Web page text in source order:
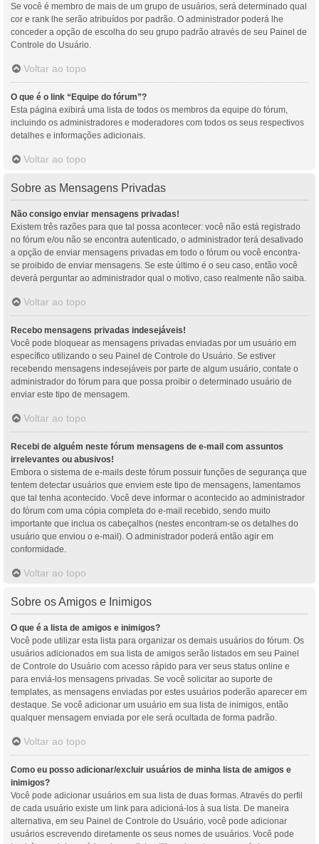
Se você é membro de mais de um grupo de usuários, será determinado qual
cor e rank lhe serão atribuídos por padrão. O administrador poderá lhe
conceder a opção de escolha do seu grupo padrão através de seu Painel de
Controle do Usuário.
Voltar ao topo
O que é o link “Equipe do fórum”?
Esta página exibirá uma lista de todos os membros da equipe do fórum,
incluindo os administradores e moderadores com todos os seus respectivos
detalhes e informações adicionais.
Voltar ao topo
Sobre as Mensagens Privadas
Não consigo enviar mensagens privadas!
Existem três razões para que tal possa acontecer: você não está registrado
no fórum e/ou não se encontra autenticado, o administrador terá desativado
a opção de enviar mensagens privadas em todo o fórum ou você encontra-
se proibido de enviar mensagens. Se este último é o seu caso, então você
deverá perguntar ao administrador qual o motivo, caso realmente não saiba.
Voltar ao topo
Recebo mensagens privadas indesejáveis!
Você pode bloquear as mensagens privadas enviadas por um usuário em
específico utilizando o seu Painel de Controle do Usuário. Se estiver
recebendo mensagens indesejáveis por parte de algum usuário, contate o
administrador do fórum para que possa proibir o determinado usuário de
enviar este tipo de mensagem.
Voltar ao topo
Recebi de alguém neste fórum mensagens de e-mail com assuntos
irrelevantes ou abusivos!
Embora o sistema de e-mails deste fórum possuir funções de segurança que
tentem detectar usuários que enviem este tipo de mensagens, lamentamos
que tal tenha acontecido. Você deve informar o acontecido ao administrador
do fórum com uma cópia completa do e-mail recebido, sendo muito
importante que inclua os cabeçalhos (nestes encontram-se os detalhes do
usuário que enviou o e-mail). O administrador poderá então agir em
conformidade.
Voltar ao topo
Sobre os Amigos e Inimigos
O que é a lista de amigos e inimigos?
Você pode utilizar esta lista para organizar os demais usuários do fórum. Os
usuários adicionados em sua lista de amigos serão listados em seu Painel
de Controle do Usuário com acesso rápido para ver seus status online e
para enviá-los mensagens privadas. Se você solicitar ao suporte de
templates, as mensagens enviadas por estes usuários poderão aparecer em
destaque. Se você adicionar um usuário em sua lista de inimigos, então
qualquer mensagem enviada por ele será ocultada de forma padrão.
Voltar ao topo
Como eu posso adicionar/excluir usuários de minha lista de amigos e
inimigos?
Você pode adicionar usuários em sua lista de duas formas. Através do perfil
de cada usuário existe um link para adicioná-los à sua lista. De maneira
alternativa, em seu Painel de Controle do Usuário, você pode adicionar
usuários escrevendo diretamente os seus nomes de usuários. Você pode